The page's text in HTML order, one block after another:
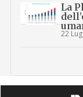
La
22